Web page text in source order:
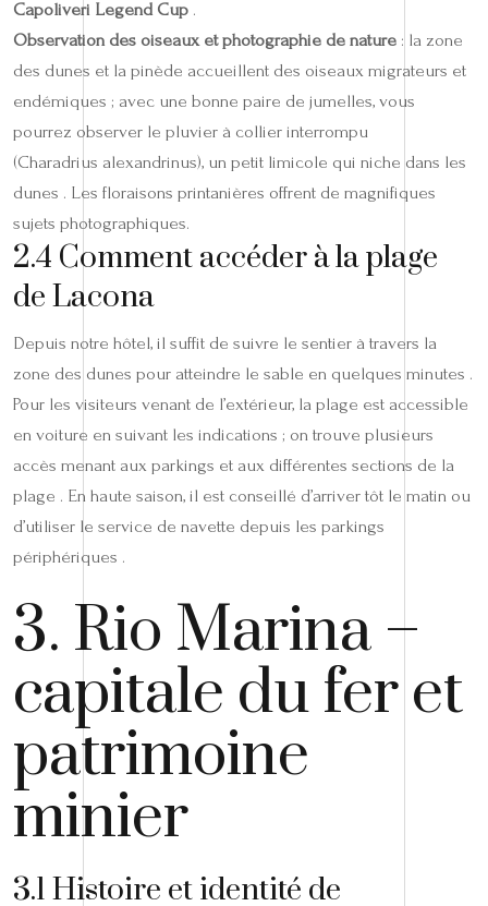
Capoliveri Legend Cup .
Observation des oiseaux et photographie de nature : la zone
des dunes et la pinède accueillent des oiseaux migrateurs et
endémiques ; avec une bonne paire de jumelles, vous
pourrez observer le pluvier à collier interrompu
(Charadrius alexandrinus), un petit limicole qui niche dans les
dunes . Les floraisons printanières offrent de magnifiques
sujets photographiques.
2.4 Comment accéder à la plage
de Lacona
Depuis notre hôtel, il suffit de suivre le sentier à travers la
zone des dunes pour atteindre le sable en quelques minutes .
Pour les visiteurs venant de l’extérieur, la plage est accessible
en voiture en suivant les indications ; on trouve plusieurs
accès menant aux parkings et aux différentes sections de la
plage . En haute saison, il est conseillé d’arriver tôt le matin ou
d’utiliser le service de navette depuis les parkings
périphériques .
3. Rio Marina –
capitale du fer et
patrimoine
minier
3.1 Histoire et identité de